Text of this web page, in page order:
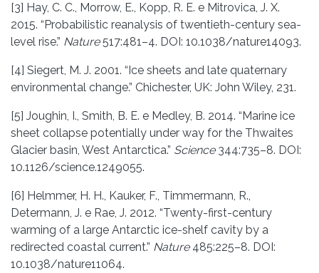
[3] Hay, C. C., Morrow, E., Kopp, R. E. e Mitrovica, J. X.
2015. “Probabilistic reanalysis of twentieth-century sea-
level rise.” Nature517:481–4. DOI: 10.1038/nature14093.
[4] Siegert, M. J. 2001. “Ice sheets and late quaternary
environmental change.” Chichester, UK: John Wiley, 231.
[5] Joughin, I., Smith, B. E. e Medley, B. 2014. “Marine ice
sheet collapse potentially under way for the Thwaites
Glacier basin, West Antarctica.” Science344:735–8. DOI:
10.1126/science.1249055.
[6] Helmmer, H. H., Kauker, F., Timmermann, R.,
Determann, J. e Rae, J. 2012. “Twenty-first-century
warming of a large Antarctic ice-shelf cavity by a
redirected coastal current.” Nature485:225–8. DOI:
10.1038/nature11064.